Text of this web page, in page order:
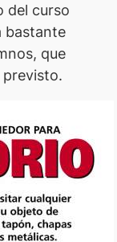
del curso
bastante
que